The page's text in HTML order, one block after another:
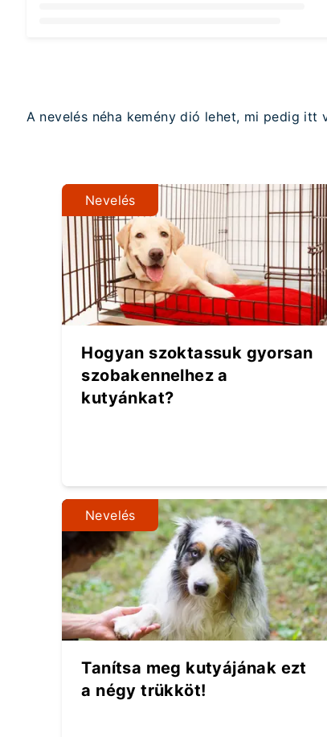
A nevelés néha kemény dió lehet, mi pedig
Nevelés
Hogyan szoktassuk gyorsan
szobakennelhez a
kutyánkat?
Nevelés
Tanítsa meg kutyájának ezt
a négy trükköt!